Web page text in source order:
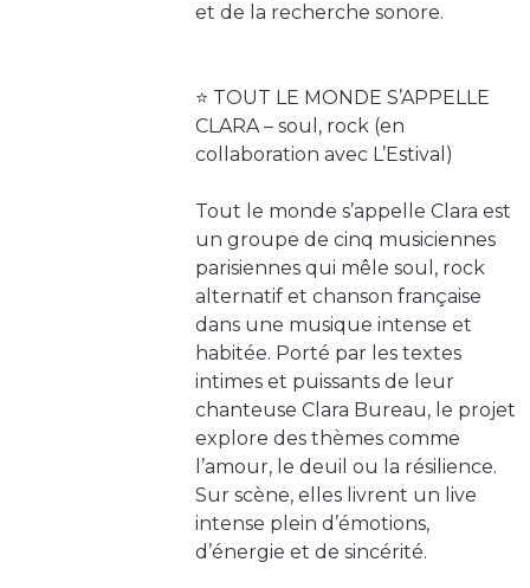
et de la recherche sonore.
⭐️ TOUT LE MONDE S’APPELLE
CLARA – soul, rock (en
collaboration avec L’Estival)
Tout le monde s’appelle Clara est
un groupe de cinq musiciennes
parisiennes qui mêle soul, rock
alternatif et chanson française
dans une musique intense et
habitée. Porté par les textes
intimes et puissants de leur
chanteuse Clara Bureau, le projet
explore des thèmes comme
l’amour, le deuil ou la résilience.
Sur scène, elles livrent un live
intense plein d’émotions,
d’énergie et de sincérité.